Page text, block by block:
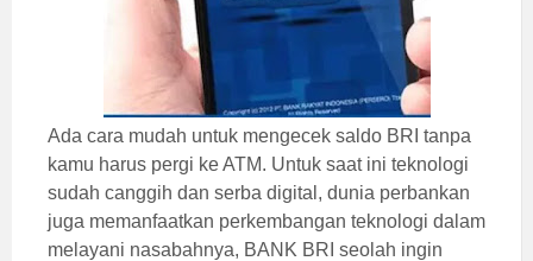
Ada cara mudah untuk mengecek saldo BRI tanpa
kamu harus pergi ke ATM. Untuk saat ini teknologi
sudah canggih dan serba digital, dunia perbankan
juga memanfaatkan perkembangan teknologi dalam
melayani nasabahnya, BANK BRI seolah ingin